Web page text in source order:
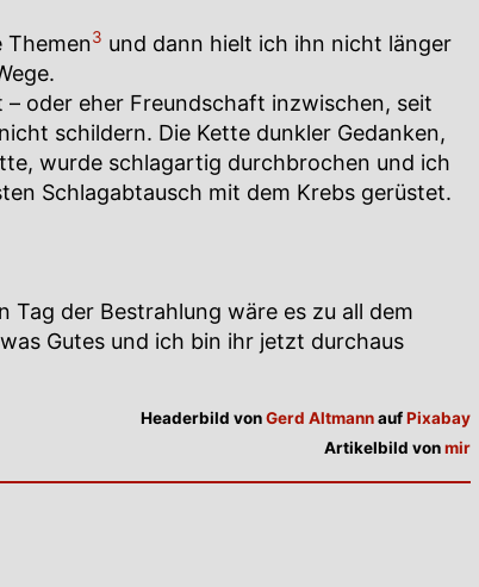
Themen3 und dann hielt ich ihn nicht länger
oder eher Freundschaft inzwischen, seit
schildern. Die Kette dunkler Gedanken,
wurde schlagartig durchbrochen und ich
Schlagabtausch mit dem Krebs gerüstet.
der Bestrahlung wäre es zu all dem
Gutes und ich bin ihr jetzt durchaus
Headerbild vonGerd AltmannaufPixabay
Artikelbild vonmir